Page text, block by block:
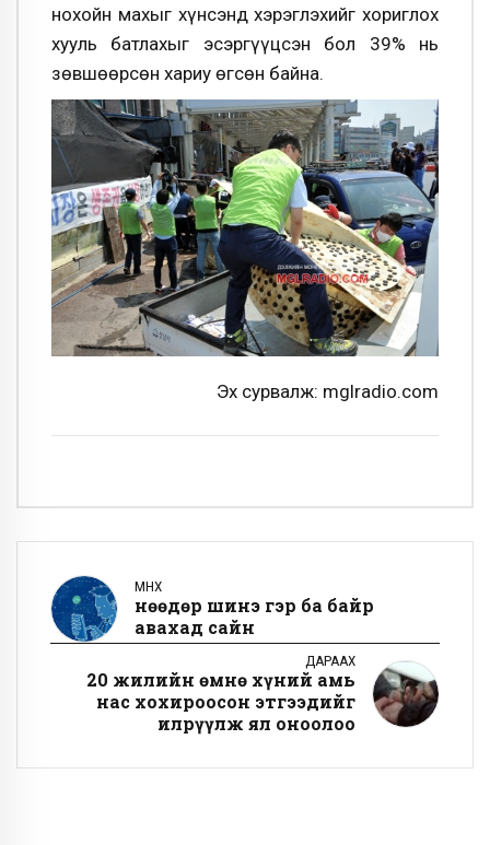
нохойн махыг хүнсэнд хэрэглэхийг хориглох
хууль батлахыг эсэргүүцсэн бол 39% нь
зөвшөөрсөн хариу өгсөн байна.
Эх сурвалж: mglradio.com
ӨМНӨХ
Өнөөдөр шинэ гэр ба байр
авахад сайн
ДАРААХ
20 жилийн өмнө хүний амь
нас хохироосон этгээдийг
илрүүлж ял оноолоо